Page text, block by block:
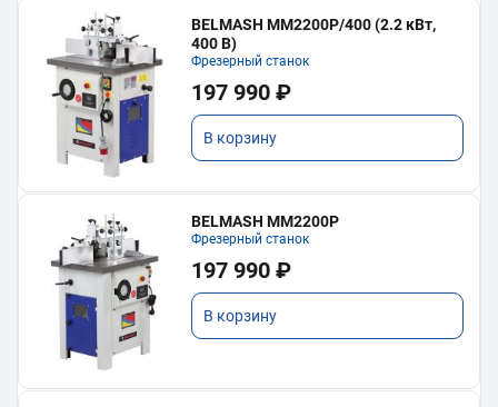
BELMASH MM2200P/400 (2.2 кВт,
400 В)
Фрезерный станок
197 990 ₽
В корзину
BELMASH MM2200P
Фрезерный станок
197 990 ₽
В корзину